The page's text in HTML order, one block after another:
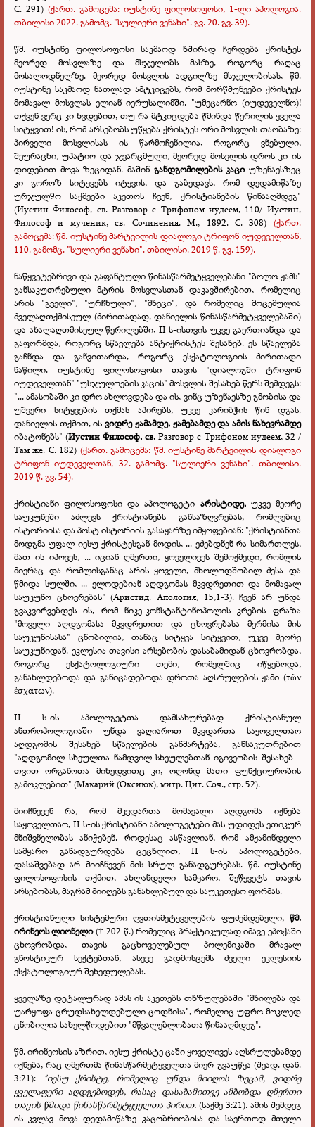
С. 291) (ქართ. გამოცემა: იუსტინე ფილოსოფოსი, 1-ლი აპოლოგია.
თბილისი 2022. გამომც. "სულიერი ვენახი". გვ. 20. გვ. 39).
წმ. იუსტინე ფილოსოფოსი საკმაოდ ხშირად ჩერდება ქრისტეს
მეორედ მოსვლაზე და მსჯელობს მასზე, როგორც რაღაც
მოსალოდნელზე. მეორედ მოსვლის ადგილზე მსჯელობისას, წმ.
იუსტინე საკმაოდ ნათლად ამტკიცებს, რომ მორწმუნეები ქრისტეს
მომავალ მოსვლას ელიან იერუსალიმში. "უმეცარნო (იუდეველნო)!
თქვენ ვერც კი ხვდებით, თუ რა მტკიცდება წმინდა წერილის ყველა
სიტყვით! ის, რომ არსებობს უწყება ქრისტეს ორი მოსვლის თაობაზე:
პირველი მოსვლისას ის წარმოჩენილია, როგორც ვნებული,
შეურაცხი, უპატიო და ჯვარცმული, მეორედ მოსვლის დროს კი ის
დიდებით მოვა ზეციდან. მაშინ განდგომილების კაცი უზენაესზეც
კი გოროზ სიტყვებს იტყვის, და გაბედავს, რომ დედამიწაზე
ურჯულ9ო საქმეები აკეთოს ჩვენ, ქრისტიანების წინააღმდეგ"
(Иустин Философ, св. Разговор с Трифоном иудеем, 110/ Иустин,
Философ и мученик, св. Сочинения. М., 1892. С. 308) (ქართ.
გამოცემა: წმ. იუსტინე მარტვილის დიალოგი ტრიფონ იუდეველთან,
110. გამომც. "სულიერი ვენახი". თბილისი. 2019 წ. გვ. 159).
ნაწყვეტებრივი და გაფანტული წინასწარმეტყველებანი "ბოლო ჟამს"
განსაკუთრებული მტრის მოსვლასთან დაკავშირებით, რომელიც
არის "გველი", "ურჩხული", "მხეცი", და რომელიც მოცემულია
ძველაღთქმისეულ (ძირითადად, დანიელის წინასწარმეტყველებაში)
და ახალაღთმისეულ წერილებში, II ს-ისთვის უკვე გაერთიანდა და
გაფორმდა, როგორც სწავლება ანტიქრისტეს შესახებ. ეს სწავლება
გაჩნდა და განვითარდა, როგორც ესქატოლოგიის ძირითადი
ნაწილი. იუსტინე ფილოსოფოსი თავის "დიალოგში ტრიფონ
იუდეველთან" "უსჯულოების კაცის" მოსვლის შესახებ წერს შემდეგს:
"... ამასობაში კი დრო ახლოვდება და ის, ვინც უზენაესზე გმობისა და
უშვერი სიტყვების თქმას აპირებს, უკვე კარიბჭის წინ დგას.
დანიელის თქმით, ისვიდრე ჟამამდე, ჟამებამდე და ამის ნახევრამდე
იბატონებს" (Иустин Философ, св. Разговор с Трифоном иудеем, 32 /
Там же. С. 182) (ქართ. გამოცემა: წმ. იუსტინე მარტვილის დიალოგი
ტრიფონ იუდეველთან, 32. გამომც. "სულიერი ვენახი". თბილისი.
2019 წ. გვ. 54).
ქრისტიანი ფილოსოფოსი და აპოლოგეტი არისტიდე,უკვე მეორე
საუკუნეში აძლევს ქრისტიანებს განსაზღვრებას, რომლებიც
ისტორიისა და პოსტ ისტორიის გასაყარზე იმყოფებიან: "ქრისტიანთა
მოდგმა უფალ იესუ ქრისტესგან მოდის, ... ეძებდნენ რა სიმართლეს,
მათ ის იპოვეს, ... იციან ღმერთი, ყოველივეს შემოქმედი, რომლის
მიერაც და რომლისგანაც არის ყოველი, მხოლოდშობილ ძესა და
წმიდა სულში, ... ელოდებიან აღდგომას მკვდრეთით და მომავალ
საუკუნო ცხოვრებას" (Аристид. Апология, 15,1-3). ჩვენ არ უნდა
გვაკვირვებდეს ის, რომ ნიკე-კონსტანტინოპოლის კრების ფრაზა
"მოველი აღდგომასა მკვდრეთით და ცხოვრებასა მერმისა მის
საუკუნისასა" ცნობილია, თანაც სიტყვა სიტყვით, უკვე მეორე
საუკუნიდან. ეკლესია თავისი არსებობის დასაბამიდან ცხოვრობდა,
როგორც ესქატოლოგიური თემი, რომელშიც იწყებოდა,
განახლდებოდა და განიცადებოდა დროთა აღსრულების ჟამი (τῶν
ἐσχατων).
II ს-ის აპოლოგეტთა დამსახურებად ქრისტიანულ
ანთროპოლოგიაში უნდა ვაღიაროთ მკვდართა საყოველთაო
აღდგომის შესახებ სწავლების განმარტება, განსაკუთრებით
"აღდგომილ სხეულთა ნამდვილ სხეულებთან იგივეობის შესახებ -
თვით ორგანოთა მიხედვითც კი, ოღონდ მათი ფუნქციურობის
გამოკლებით" (Макарий (Оксиюк), митр. Цит. Соч., стр. 52).
მიიჩნევენ რა, რომ მკვდართა მომავალი აღდგომა იქნება
საყოველთაო, II ს-ის ქრისტიანი აპოლოგეტები მას უდიდეს ეთიკურ
მნიშვნელობას ანიჭებენ. როდესაც ასწავლიან, რომ ამჟამინდელი
სამყარო განადგურდება ცეცხლით, II ს-ის აპოლოგეტები,
დასაშვებად არ მიიჩნევენ მის სრულ განადგურებას. წმ. იუსტინე
ფილოსოფოსის თქმით, ახლანდელი სამყარო, შეწყვეტს თავის
არსებობას, მაგრამ მიიღებს განახლებულ და საუკეთესო ფორმას.
ქრისტიანული სისტემური ღვთისმეტყველების ფუძემდებელი, წმ.
ირინეოს ლიონელი(† 202 წ.) რომელიც პრაქტიკულად იმავე ეპოქაში
ცხოვრობდა, თავის გაცხოველებულ პოლემიკაში მრავალ
გნოსტიკურ სექტებთან, ასევე გადმოსცემს ძველი ეკლესიის
ესქატოლოგიურ შეხედულებას.
ყველაზე დეტალურად ამას ის აკეთებს თხზულებაში "მხილება და
უარყოფა ცრუდსახელდებული ცოდნისა", რომელიც უფრო მოკლედ
ცნობილია სახელწოდებით "მწვალებლობათა წინააღმდეგ".
წმ. ირინეოსის აზრით, იესუ ქრისტე ცაში ყოველივეს აღსრულებამდე
იქნება, რაც ღმერთმა წინასწარმეტყველთა მიერ გვაუწყა (შეად. დან.
3:21):
"იესუ ქრისტე, რომელიც უნდა მიიღოს ზეცამ, ვიდრე
ყველაფერი აღდგებოდეს, რასაც დასაბამითვე ამბობდა ღმერთი
თავის წმიდა წინასწარმეტყველთა პირით. (საქმე 3:21). ამის შემდეგ
ის კვლავ მოვა დედამიწაზე კაცობრიობისა და საერთოდ მთელი